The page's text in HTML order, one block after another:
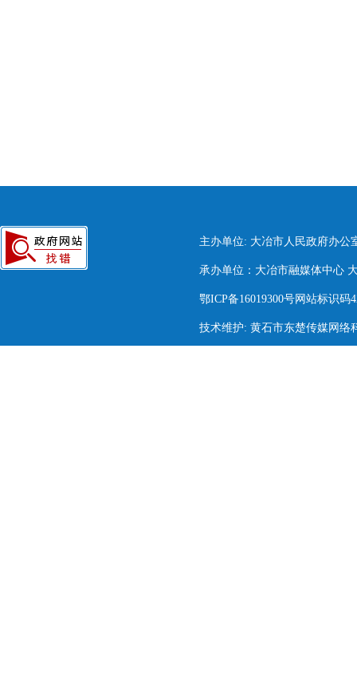
主办单位: 大冶市人民政府办公
承办单位：大冶市融媒体中心
鄂ICP备16019300号网站标识码
技术维护: 黄石市东楚传媒网络